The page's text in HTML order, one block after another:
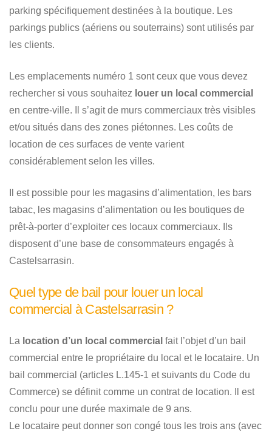
parking spécifiquement destinées à la boutique. Les
parkings publics (aériens ou souterrains) sont utilisés par
les clients.
Les emplacements numéro 1 sont ceux que vous devez
rechercher si vous souhaitez louer un local commercial
en centre-ville. Il s’agit de murs commerciaux très visibles
et/ou situés dans des zones piétonnes. Les coûts de
location de ces surfaces de vente varient
considérablement selon les villes.
Il est possible pour les magasins d’alimentation, les bars
tabac, les magasins d’alimentation ou les boutiques de
prêt-à-porter d’exploiter ces locaux commerciaux. Ils
disposent d’une base de consommateurs engagés à
Castelsarrasin.
Quel type de bail pour louer un local
commercial à Castelsarrasin ?
La location d’un local commercial fait l’objet d’un bail
commercial entre le propriétaire du local et le locataire. Un
bail commercial (articles L.145-1 et suivants du Code du
Commerce) se définit comme un contrat de location. Il est
conclu pour une durée maximale de 9 ans.
Le locataire peut donner son congé tous les trois ans (avec